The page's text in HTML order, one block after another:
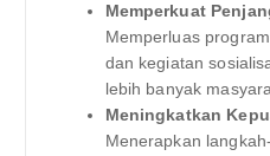
Memperkuat
Memperluas
dan kegiatan
lebih banyak
Meningkatkan
Menerapkan